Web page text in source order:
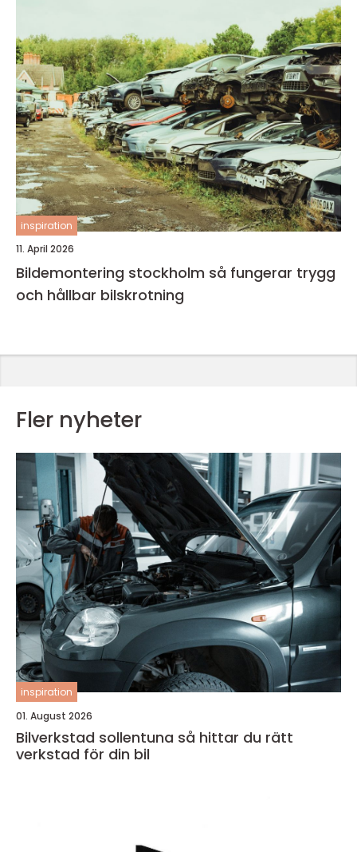
inspiration
11. April 2026
Bildemontering stockholm så fungerar trygg
och hållbar bilskrotning
Fler nyheter
inspiration
01. August 2026
Bilverkstad sollentuna så hittar du rätt
verkstad för din bil